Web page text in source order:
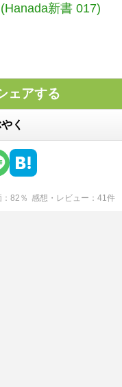
新書 017)
ェアする
く
82 ％ 感想・レビュー 41 件